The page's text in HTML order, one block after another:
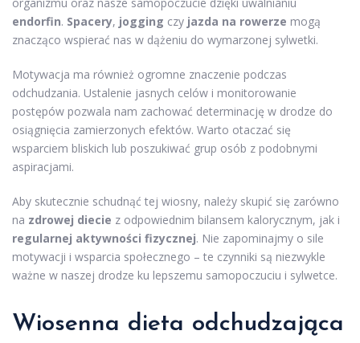
endorfin. Spacery, jogging czy jazda na rowerze mogą
znacząco wspierać nas w dążeniu do wymarzonej sylwetki.
Motywacja ma również ogromne znaczenie podczas
odchudzania. Ustalenie jasnych celów i monitorowanie
postępów pozwala nam zachować determinację w drodze do
osiągnięcia zamierzonych efektów. Warto otaczać się
wsparciem bliskich lub poszukiwać grup osób z podobnymi
aspiracjami.
Aby skutecznie schudnąć tej wiosny, należy skupić się zarówno
na zdrowej diecie z odpowiednim bilansem kalorycznym, jak i
regularnej aktywności fizycznej. Nie zapominajmy o sile
motywacji i wsparcia społecznego – te czynniki są niezwykle
ważne w naszej drodze ku lepszemu samopoczuciu i sylwetce.
Wiosenna dieta odchudzająca